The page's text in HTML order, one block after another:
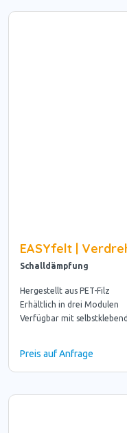
EASYfelt |
Schalldämpfung
Hergestellt aus PET-Filz
Erhältlich in drei Modulen
Verfügbar mit
Preis auf Anfrage